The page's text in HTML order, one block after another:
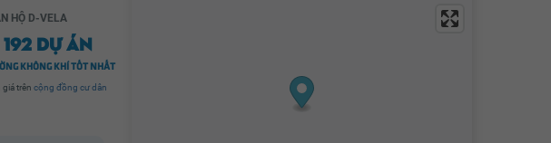
HỘ D-VELA
DỰ ÁN
KHÔNG KHÍ TỐT NHẤT
trên cộng đồng cư dân